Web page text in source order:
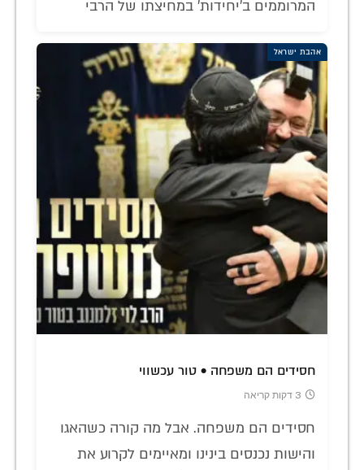
המרוממים ב'יחידות' במחיצתו של הרבי
אהבת ישראל
חסידים הם משפחה • טור עכשווי
3 דקות קריאה
חסידים הם משפחה. אבל מה קורה כשהאגו
והישות נכנסים בינינו ומאיימים לקרוע את